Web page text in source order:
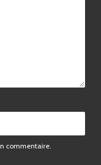
pas
!
commentaire.